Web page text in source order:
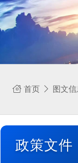
首页 图文信
政策文件